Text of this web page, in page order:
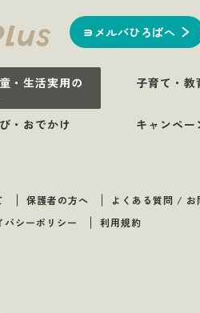
ヨメルバひろばへ
・生活実用の 子育て・教
・おでかけ
キャンペー
保護者の方へ
よくある質問 / お
バシーポリシー 利用規約